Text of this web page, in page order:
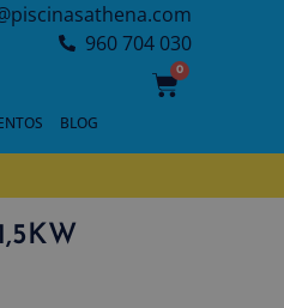
960 704 030
0
BLOG